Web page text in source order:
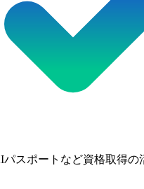
パスポートなど資格取得の